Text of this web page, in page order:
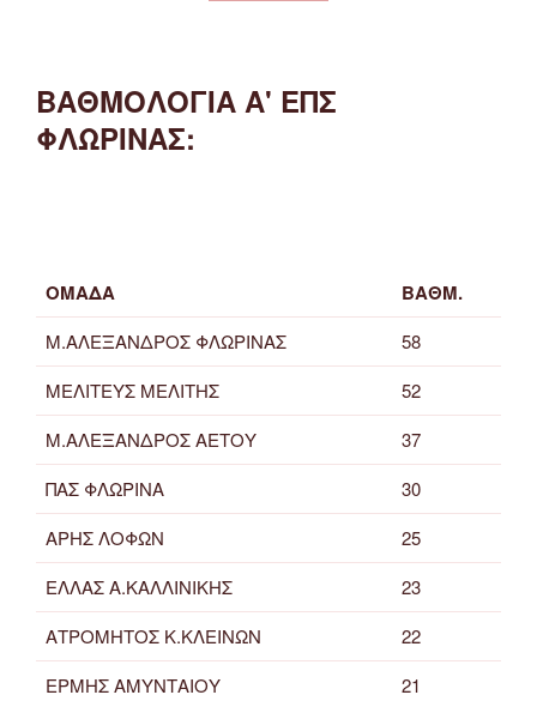
ΒΑΘΜΟΛΟΓΙΑ Α' ΕΠΣ
ΦΛΩΡΙΝΑΣ:
ΟΜΑΔΑ ΒΑΘΜ.
Μ.ΑΛΕΞΑΝΔΡΟΣ ΦΛΩΡΙΝΑΣ
58
ΜΕΛΙΤΕΥΣ ΜΕΛΙΤΗΣ
52
Μ.ΑΛΕΞΑΝΔΡΟΣ ΑΕΤΟΥ
37
ΠΑΣ ΦΛΩΡΙΝΑ
30
ΑΡΗΣ ΛΟΦΩΝ
25
ΕΛΛΑΣ Α.ΚΑΛΛΙΝΙΚΗΣ
23
ΑΤΡΟΜΗΤΟΣ Κ.ΚΛΕΙΝΩΝ
22
ΕΡΜΗΣ ΑΜΥΝΤΑΙΟΥ
21